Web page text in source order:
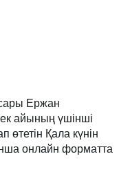
Ержан
айының үшінші
өтетін Қала күнін
онлайн форматта